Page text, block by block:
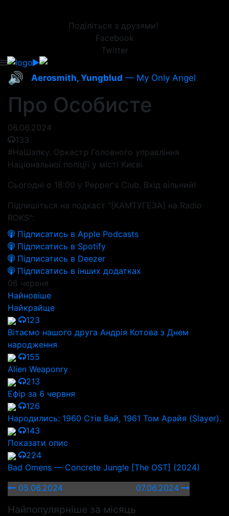
Поділіться з друзями!
Facebook
Twitter
🔊 Aerosmith, Yungblud — My Only Angel
Про Особисте
06.06.2024
133
#НаШапку. Оркестр Головного управління
Національної поліції у місті Києві
Сьогодні о 18:00 у Pepper's Club. Вхід вільний!
Підпишіться на подкаст "[КАМТУГЕЗА] на Radio
ROKS":
Підписатись в Apple Podcasts
Підписатись в Spotify
Підписатись в Deezer
Підписатись в інших додатках
06 червня
Найновіше
Найкрайще
123
Вітаємо нашого друга Андрія Котова з Днем
народження
155
Alien Weaponry
213
Ефір за 6 червня
126
Народились: 1960 Стів Вай, 1961 Том Арайя (Slayer).
143
Показати опис
224
Bad Omens — Concrete Jungle [The OST] (2024)
05.06.2024
07.06.2024
Найпопулярніше за місяць